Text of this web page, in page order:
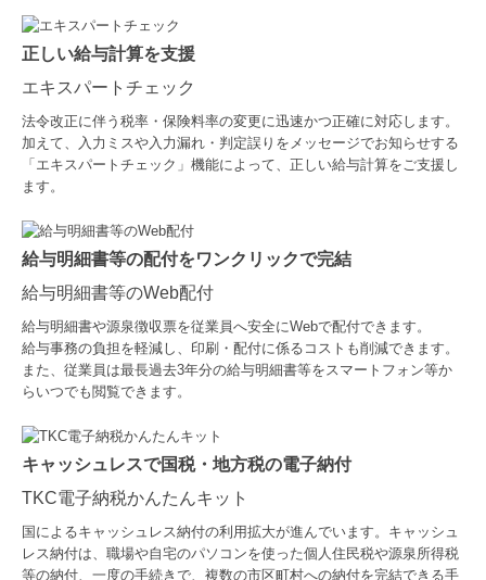
正しい給与計算を支援
エキスパートチェック
法令改正に伴う税率・保険料率の変更に迅速かつ正確に対応します。
加えて、入力ミスや入力漏れ・判定誤りをメッセージでお知らせする
「エキスパートチェック」機能によって、正しい給与計算をご支援し
ます。
給与明細書等の配付をワンクリックで完結
給与明細書等のWeb配付
給与明細書や源泉徴収票を従業員へ安全にWebで配付できます。
給与事務の負担を軽減し、印刷・配付に係るコストも削減できます。
また、従業員は最長過去3年分の給与明細書等をスマートフォン等か
らいつでも閲覧できます。
キャッシュレスで国税・地方税の電子納付
TKC電子納税かんたんキット
国によるキャッシュレス納付の利用拡大が進んでいます。キャッシュ
レス納付は、職場や自宅のパソコンを使った個人住民税や源泉所得税
等の納付、一度の手続きで、複数の市区町村への納付を完結できる手